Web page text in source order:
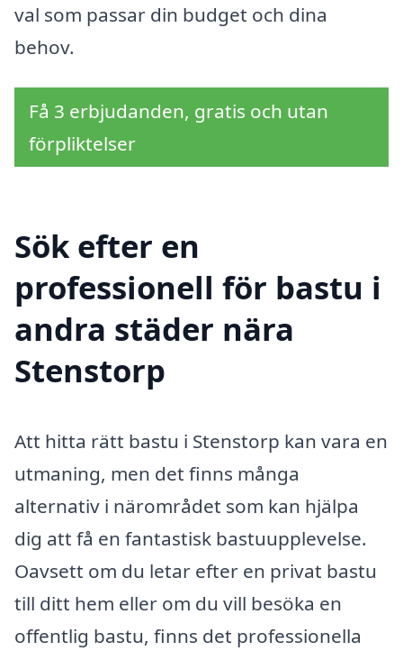
val som passar din budget och dina
behov.
Få 3 erbjudanden, gratis och utan
förpliktelser
Sök efter en
professionell för bastu i
andra städer nära
Stenstorp
Att hitta rätt bastu i Stenstorp kan vara en
utmaning, men det finns många
alternativ i närområdet som kan hjälpa
dig att få en fantastisk bastuupplevelse.
Oavsett om du letar efter en privat bastu
till ditt hem eller om du vill besöka en
offentlig bastu, finns det professionella